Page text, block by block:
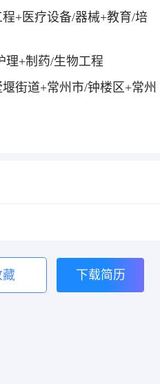
+医疗设备/器械+教育/培
理+制药/生物工程
街道+常州市/钟楼区+常州
藏 下载简历